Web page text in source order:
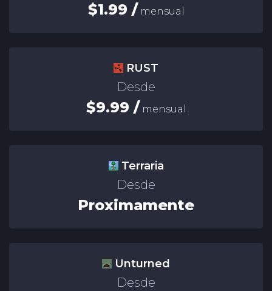
$1.99 / mensual
RUST
Desde
$9.99 / mensual
Terraria
Desde
Proximamente
Unturned
Desde